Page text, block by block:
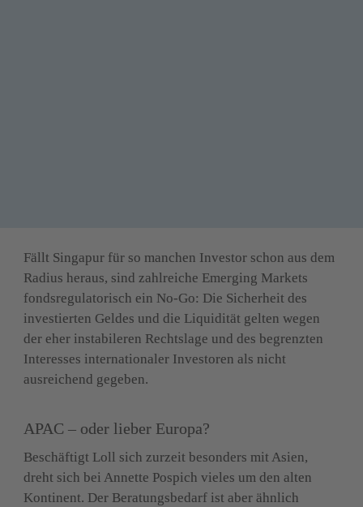
Fällt Singapur für so manchen Investor schon aus dem
Radius heraus, sind zahlreiche Emerging Markets
fondsregulatorisch ein No-Go: Die Sicherheit des
investierten Geldes und die Liquidität gelten wegen
der eher instabileren Rechtslage und des begrenzten
Interesses internationaler Investoren als nicht
ausreichend gegeben.
APAC – oder lieber Europa?
Beschäftigt Loll sich zurzeit besonders mit Asien,
dreht sich bei Annette Pospich vieles um den alten
Kontinent. Der Beratungsbedarf ist aber ähnlich